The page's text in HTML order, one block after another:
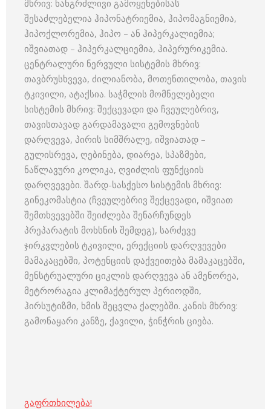
მხრივ: ხანგრძლივი გამოყენებისას
შესაძლებელია ჰიპონატრიემია, ჰიპომაგნიემია,
ჰიპოქლორემია, ჰიპო – ან ჰიპერკალიემია;
იშვიათად – ჰიპერკალციემია, ჰიპერურიკემია.
ცენტრალური ნერვული სისტემის მხრივ:
თავბრუსხვევა, ძილიანობა, მოთენთილობა, თავის
ტკივილი, ატაქსია. საჭმლის მომნელებელი
სისტემის მხრივ: შექცევადი და ჩვეულებრივ,
თავისთავად გარდამავალი გემოვნების
დარღვევა, პირის სიმშრალე, იშვიათად –
გულისრევა, ღებინება, დიარეა, სპაზმები,
ნაწლავური კოლიკა, ღვიძლის ფუნქციის
დარღვევები. შარდ-სასქესო სისტემის მხრივ:
გინეკომასტია (ჩვეულებრივ შექცევადი, იშვიათ
შემთხვევებში შეიძლება შენარჩუნდეს
პრეპარატის მოხსნის შემდეგ), სარძევე
ჯირკვლების ტკივილი, ერექციის დარღვევები
მამაკაცებში, პოტენციის დაქვეითება მამაკაცებში,
მენსტრუალური ციკლის დარღვევა ან ამენორეა,
მეტრორაგია კლიმაქტერულ პერიოდში,
ჰირსუტიზმი, ხმის შეცვლა ქალებში. კანის მხრივ:
გამონაყარი კანზე, ქავილი, ჭინჭრის ციება.
გაფრთხილება!